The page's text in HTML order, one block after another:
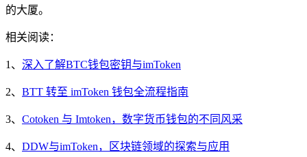
的大厦。
相关阅读：
1、 深入了解BTC钱包密钥与imToken
2、 BTT 转至 imToken 钱包全流程指南
3、 Cotoken 与 Imtoken，数字货币钱包的不同风采
4、 DDW与imToken，区块链领域的探索与应用